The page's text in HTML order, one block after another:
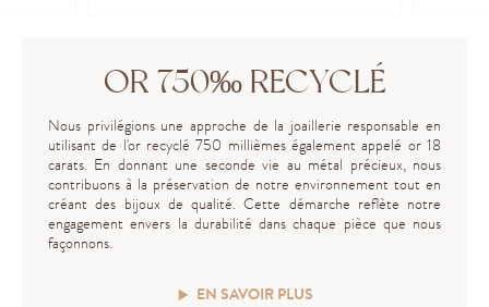
OR 750‰ RECYCLÉ
Nous privilégions une approche de la joaillerie responsable en
utilisant de l'or recyclé 750 millièmes également appelé or 18
carats. En donnant une seconde vie au métal précieux, nous
contribuons à la préservation de notre environnement tout en
créant des bijoux de qualité. Cette démarche reflète notre
engagement envers la durabilité dans chaque pièce que nous
façonnons.
EN SAVOIR PLUS